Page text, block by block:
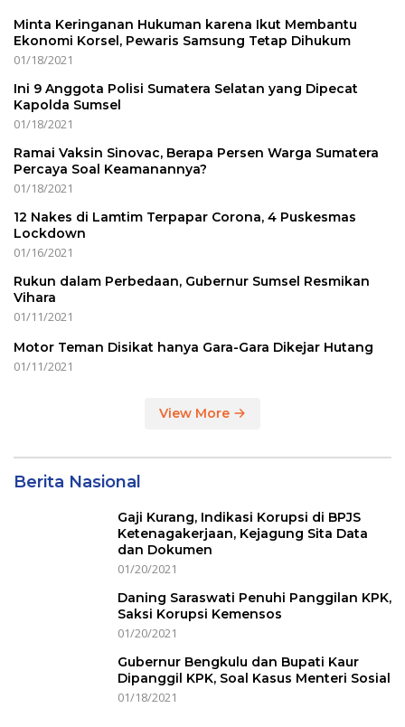
Minta Keringanan Hukuman karena Ikut Membantu
Ekonomi Korsel, Pewaris Samsung Tetap Dihukum
01/18/2021
Ini 9 Anggota Polisi Sumatera Selatan yang Dipecat
Kapolda Sumsel
01/18/2021
Ramai Vaksin Sinovac, Berapa Persen Warga Sumatera
Percaya Soal Keamanannya?
01/18/2021
12 Nakes di Lamtim Terpapar Corona, 4 Puskesmas
Lockdown
01/16/2021
Rukun dalam Perbedaan, Gubernur Sumsel Resmikan
Vihara
01/11/2021
Motor Teman Disikat hanya Gara-Gara Dikejar Hutang
01/11/2021
View More
Berita Nasional
Gaji Kurang, Indikasi Korupsi di BPJS
Ketenagakerjaan, Kejagung Sita Data
dan Dokumen
01/20/2021
Daning Saraswati Penuhi Panggilan KPK,
Saksi Korupsi Kemensos
01/20/2021
Gubernur Bengkulu dan Bupati Kaur
Dipanggil KPK, Soal Kasus Menteri Sosial
01/18/2021